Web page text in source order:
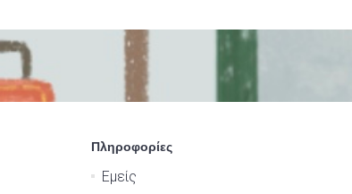
Πληροφορίες
Εμείς